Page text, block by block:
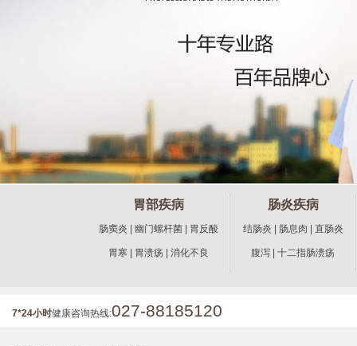
胃部疾病
肠窦炎 幽门螺杆菌| 胃反酸
胃寒 胃溃疡 消化不良
肠炎疾病
结肠炎 肠息肉 直肠炎
腹泻 十二指肠溃疡
7*24小时健康咨询热线:027-88185120